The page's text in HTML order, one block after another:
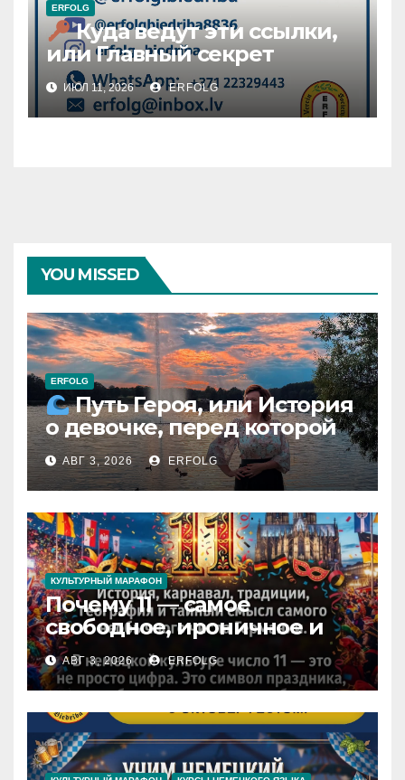
ERFOLG
Куда ведут эти ссылки,
или Главный секрет
вашего личного «Успеха»?
ИЮЛ 11, 2026 ERFOLG
YOU MISSED
ERFOLG
Путь Героя, или История
о девочке, перед которой
расступился океан
(И почему это про каждую
из нас)
АВГ 3, 2026 ERFOLG
КУЛЬТУРНЫЙ МАРАФОН
Почему 11 — самое
свободное, ироничное и
любимое число в
немецкой культуре?
АВГ 3, 2026 ERFOLG